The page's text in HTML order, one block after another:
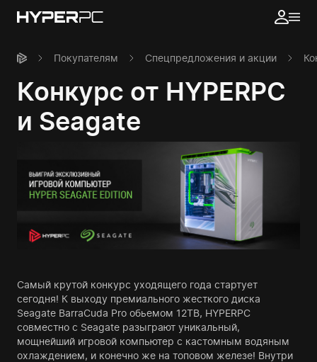
Покупателям Спецпредложения и акции
Конкурс от HYPERPC
и Seagate
Самый крутой конкурс уходящего года стартует
сегодня! К выходу премиального жесткого диска
Seagate BarraCuda Pro обьемом 12TB, HYPERPC
совместно с Seagate разыграют уникальный,
мощнейший игровой компьютер с кастомным водяным
охлаждением, и конечно же на топовом железе! Внутри